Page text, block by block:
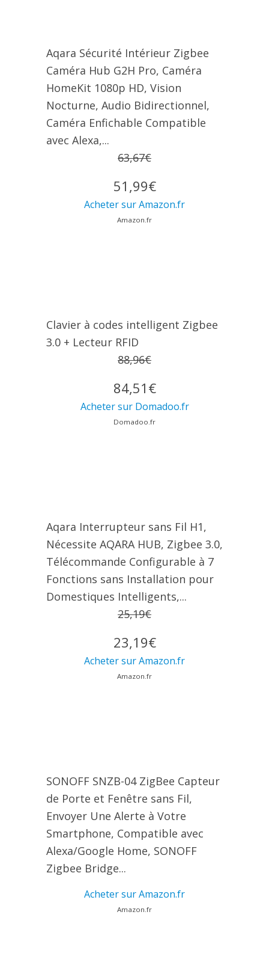
Aqara Sécurité Intérieur Zigbee
Caméra Hub G2H Pro, Caméra
HomeKit 1080p HD, Vision
Nocturne, Audio Bidirectionnel,
Caméra Enfichable Compatible
avec Alexa,...
63,67€
51,99€
Acheter sur Amazon.fr
Amazon.fr
Clavier à codes intelligent Zigbee
3.0 + Lecteur RFID
88,96€
84,51€
Acheter sur Domadoo.fr
Domadoo.fr
Aqara Interrupteur sans Fil H1,
Nécessite AQARA HUB, Zigbee 3.0,
Télécommande Configurable à 7
Fonctions sans Installation pour
Domestiques Intelligents,...
25,19€
23,19€
Acheter sur Amazon.fr
Amazon.fr
SONOFF SNZB-04 ZigBee Capteur
de Porte et Fenêtre sans Fil,
Envoyer Une Alerte à Votre
Smartphone, Compatible avec
Alexa/Google Home, SONOFF
Zigbee Bridge...
Acheter sur Amazon.fr
Amazon.fr